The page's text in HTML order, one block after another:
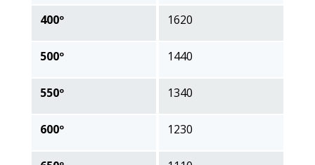
400º
500º
550º
600º
1620
1440
1340
1230